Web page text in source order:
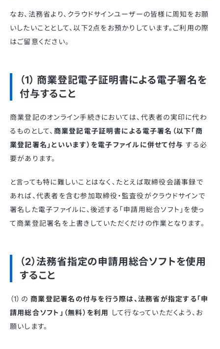
なお、法務省より、クラウドサインユーザーの皆様に周知をお願
いしたいこととして、以下2点をお預かりしています。ご利用の際
はご留意ください。
（1） 商業登記電子証明書による電子署名を
付与すること
商業登記のオンライン手続きにおいては、代表者の実印に代わ
るものとして、 商業登記電子証明書による電子署名（以下「商
業登記署名」といいます）を電子ファイルに併せて付与 する必
要があります。
と言っても特に難しいことはなく、たとえば取締役会議事録で
あれば、代表者を含む参加取締役・監査役がクラウドサインで
署名した電子ファイルに、後述する「申請用総合ソフト」を使っ
て商業登記署名を上書きしていただくだけの作業となります。
（2）法務省指定の申請用総合ソフトを使用
すること
（1）の商業登記署名の付与を行う際は、法務省が指定する「申
請用総合ソフト」（無料）を利用 して行なっていただくよう、お
願いします。